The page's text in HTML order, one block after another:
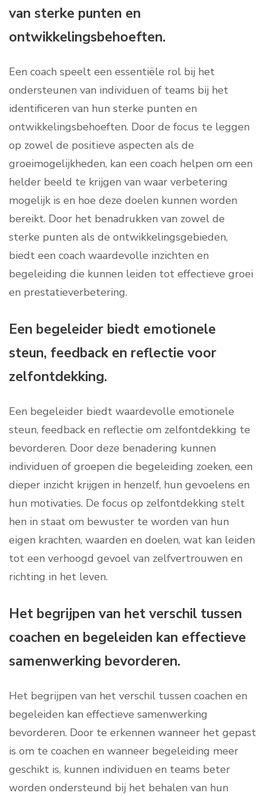
van sterke punten en
ontwikkelingsbehoeften.
Een coach speelt een essentiële rol bij het
ondersteunen van individuen of teams bij het
identificeren van hun sterke punten en
ontwikkelingsbehoeften. Door de focus te leggen
op zowel de positieve aspecten als de
groeimogelijkheden, kan een coach helpen om een
helder beeld te krijgen van waar verbetering
mogelijk is en hoe deze doelen kunnen worden
bereikt. Door het benadrukken van zowel de
sterke punten als de ontwikkelingsgebieden,
biedt een coach waardevolle inzichten en
begeleiding die kunnen leiden tot effectieve groei
en prestatieverbetering.
Een begeleider biedt emotionele
steun, feedback en reflectie voor
zelfontdekking.
Een begeleider biedt waardevolle emotionele
steun, feedback en reflectie om zelfontdekking te
bevorderen. Door deze benadering kunnen
individuen of groepen die begeleiding zoeken, een
dieper inzicht krijgen in henzelf, hun gevoelens en
hun motivaties. De focus op zelfontdekking stelt
hen in staat om bewuster te worden van hun
eigen krachten, waarden en doelen, wat kan leiden
tot een verhoogd gevoel van zelfvertrouwen en
richting in het leven.
Het begrijpen van het verschil tussen
coachen en begeleiden kan effectieve
samenwerking bevorderen.
Het begrijpen van het verschil tussen coachen en
begeleiden kan effectieve samenwerking
bevorderen. Door te erkennen wanneer het gepast
is om te coachen en wanneer begeleiding meer
geschikt is, kunnen individuen en teams beter
worden ondersteund bij het behalen van hun